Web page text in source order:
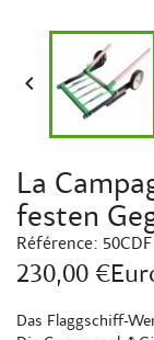

La
festen
Référence: 50CDF
230,00
Das Flaggschiff-